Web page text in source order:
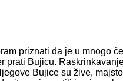
priznati da je u mnogo
prati Bujicu.
Bujice su žive,